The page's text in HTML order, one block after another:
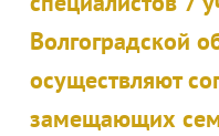
Волгоградской
осуществляют
замещающих